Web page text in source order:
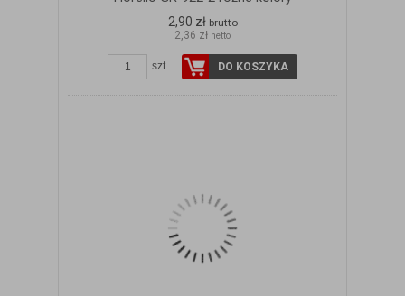
2,90 zł brutto
2,36 zł netto
szt. DO KOSZYKA